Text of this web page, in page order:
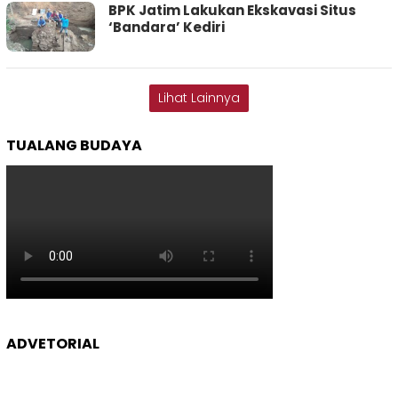
BPK Jatim Lakukan Ekskavasi Situs
‘Bandara’ Kediri
Lihat Lainnya
TUALANG BUDAYA
ADVETORIAL